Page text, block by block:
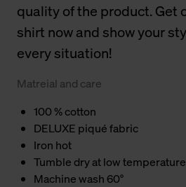
quality of the product. Get
shirt now and show your
every situation!
Matreial and care
100 % cotton
DELUXE piqué fabric
Iron hot
Tumble dry at low temperature
Machine wash 60°